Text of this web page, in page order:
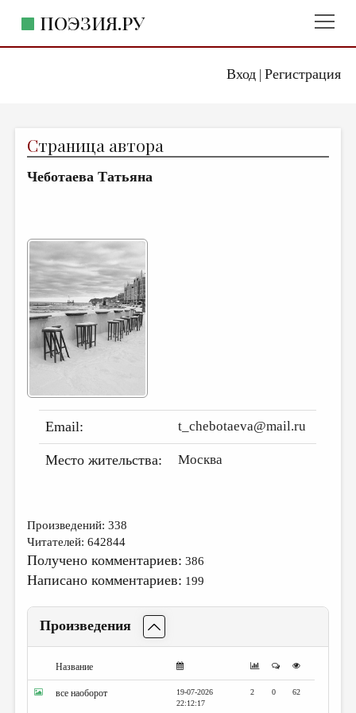
Вход| Регистрация
ПОЭЗИЯ.РУ
ЖАНРЫ
АВТОРЫ
ЛИТСАЛОН
НОВОСТИ
ПРАВИЛА САЙТА
ОТДЕЛЫ И РУБРИКИ
ИЗБРАННОЕ
ПРОИЗВЕДЕНИЯ
ПЕРЕВОДЫ
КОНКУРСЫ
КНИЖНАЯ ПОЛКА
ОБЗОР ЛИТЕРАТУРЫ
СТРАНИЦЫ ПАМЯТИ
ОБЪЯВЛЕНИЯ
РЕДКОЛЛЕГИЯ
ОТ РЕДАКЦИИ
Страница автора
Чеботаева Татьяна
Email: t_chebotaeva@mail.ru
Место жительства: Москва
Произведений: 338
Читателей: 642844
Получено комментариев: 386
Написано комментариев: 199
Произведения
Название
все наоборот
19-07-2026
22:12:17
2 0 62